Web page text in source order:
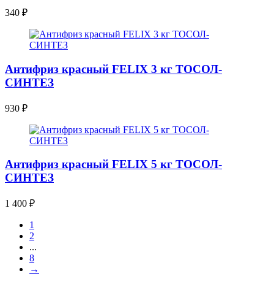
340 ₽
Антифриз красный FELIX 3 кг ТОСОЛ-
СИНТЕЗ
930 ₽
Антифриз красный FELIX 5 кг ТОСОЛ-
СИНТЕЗ
1 400 ₽
1
2
...
8
→